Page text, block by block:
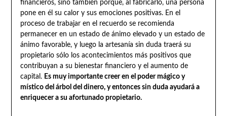
financieros, sino también porque, al fabricarlo, una persona
pone en él su calor y sus emociones positivas. En el
proceso de trabajar en el recuerdo se recomienda
permanecer en un estado de ánimo elevado y un estado de
ánimo favorable, y luego la artesanía sin duda traerá su
propietario sólo los acontecimientos más positivos que
contribuyan a su bienestar financiero y el aumento de
capital. Es muy importante creer en el poder mágico y
místico del árbol del dinero, y entonces sin duda ayudará a
enriquecer a su afortunado propietario.